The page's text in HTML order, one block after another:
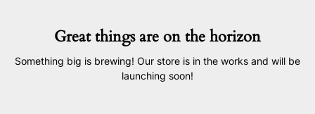
Great things are on the horizon
Something big is brewing! Our store is in the works and will be
launching soon!